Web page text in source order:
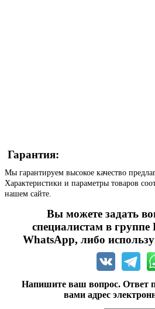
Гарантия:
Мы гарантируем высокое качество
Характеристики и параметры товаров
нашем сайте.
Вы можете задать
специалистам в
WhatsApp, либо
Напишите ваш вопрос. Ответ
вами адрес